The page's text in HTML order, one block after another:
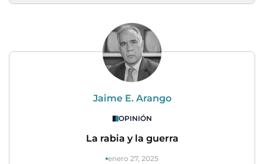
Jaime E. Arango
OPINIÓN
La rabia y la guerra
enero 27, 2025